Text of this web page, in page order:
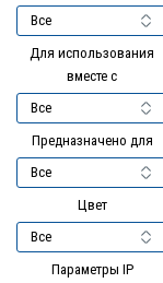
Для использования
вместе с
Предназначено для
Цвет
Параметры IP